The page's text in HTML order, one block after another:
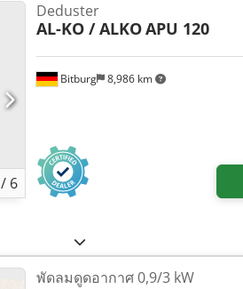
/ 6
Bitburg 8,986 km
Deduster
AL-KO / ALKOAPU 120
พัดลมดูดอากาศ 0,9/3 kW